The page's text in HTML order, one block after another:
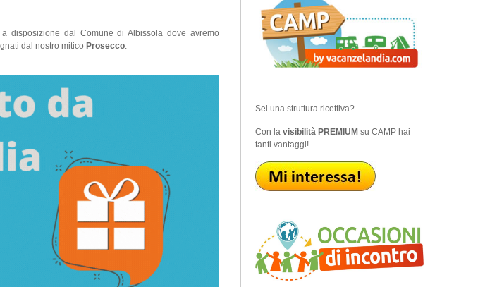
disposizione dal Comune di Albissola dove avremo
dal nostro mitico Prosecco.
Sei una struttura ricettiva?
Con la visibilità PREMIUMsu CAMP hai
tanti vantaggi!